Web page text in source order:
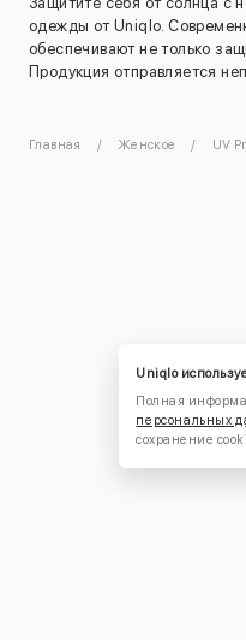
одежды от Uniqlo.
обеспечивают не только
Продукция отправляется
Главная Женское UV
Uniqlo
Полная
персональных
сохранение